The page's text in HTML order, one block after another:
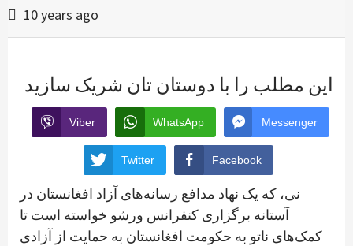
10 years ago
این مطلب را با دوستان تان شریک سازید
Viber WhatsApp Messenger
Twitter Facebook
نی، که یک نهاد مدافع رسانه‌های آزاد افغانستان در
آستانه برگزاری کنفرانس ورشو خواسته است تا
کمک‌های ناتو به حکومت افغانستان به حمایت از آزادی